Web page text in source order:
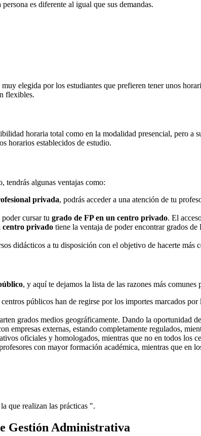
es diferente al igual que sus demandas.
elegida por los estudiantes que prefieren tener unos
flexibles.
horaria total como en la modalidad presencial, pero a
horarios establecidos de estudio.
tendrás algunas ventajas como:
privada, podrás acceder a una atención de tu
cursar tu grado de FP en un centro privado. El
centro privado tiene la ventaja de poder encontrar grados de
didácticos a tu disposición con el objetivo de hacerte más
, y aquí te dejamos la lista de las razones más
públicos han de regirse por los importes marcados
grados medios geográficamente. Dando la oportunidad
empresas externas, estando completamente regulados,
oficiales y homologados, mientras que no en todos los
con mayor formación académica, mientras que en
que realizan las prácticas ".
Gestión Administrativa